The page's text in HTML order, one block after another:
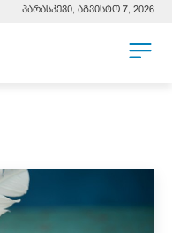
პარასკევი, აგვისტო 7, 2026